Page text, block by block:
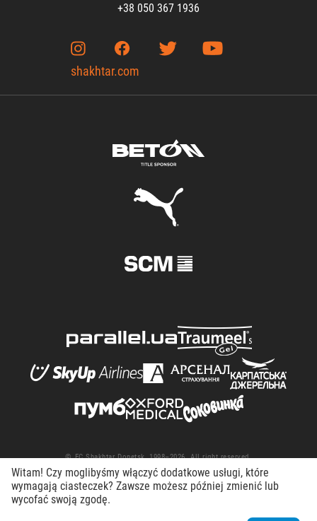
+38 050 367 1936
shakhtar.com
© FC Shakhtar Donetsk, 1998–2026. All right reserved.
Terms of Use Privacy policy Working at the club
Witam! Czy moglibyśmy włączyć dodatkowe usługi, które
wymagają ciasteczek? Zawsze możesz później zmienić lub
wycofać swoją zgodę.